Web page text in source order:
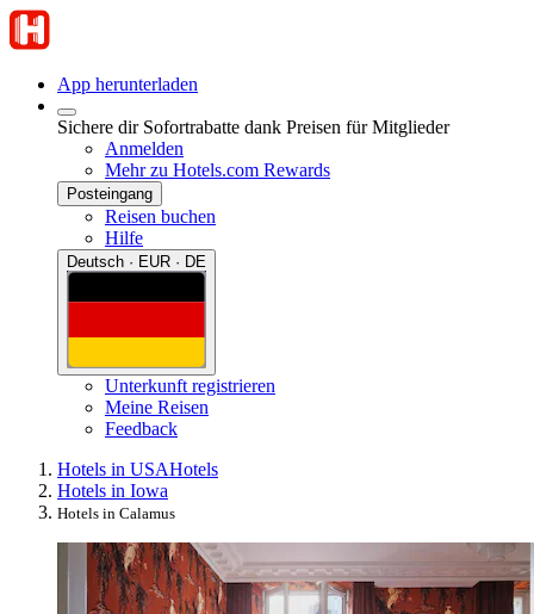
App herunterladen
Sichere dir Sofortrabatte dank Preisen für Mitglieder
Anmelden
Mehr zu Hotels.com Rewards
Posteingang
Reisen buchen
Hilfe
Deutsch · EUR · DE
Unterkunft registrieren
Meine Reisen
Feedback
Hotels in USAHotels
Hotels in Iowa
Hotels in Calamus